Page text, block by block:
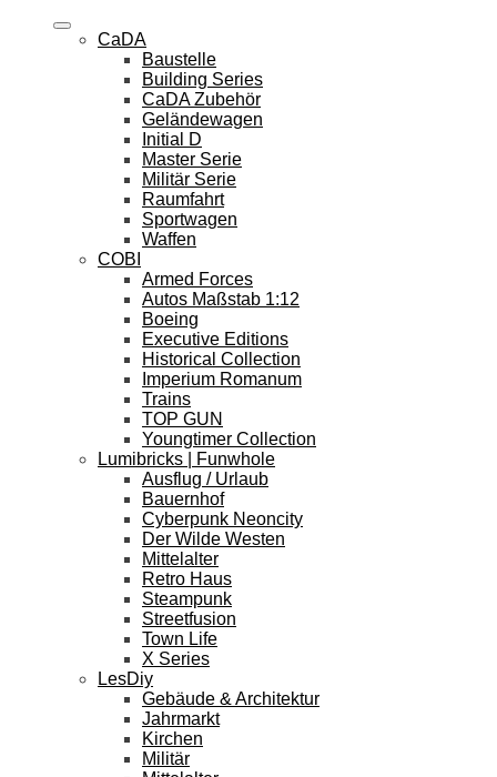
CaDA
Baustelle
Building Series
CaDA Zubehör
Geländewagen
Initial D
Master Serie
Militär Serie
Raumfahrt
Sportwagen
Waffen
COBI
Armed Forces
Autos Maßstab 1:12
Boeing
Executive Editions
Historical Collection
Imperium Romanum
Trains
TOP GUN
Youngtimer Collection
Lumibricks | Funwhole
Ausflug / Urlaub
Bauernhof
Cyberpunk Neoncity
Der Wilde Westen
Mittelalter
Retro Haus
Steampunk
Streetfusion
Town Life
X Series
LesDiy
Gebäude & Architektur
Jahrmarkt
Kirchen
Militär